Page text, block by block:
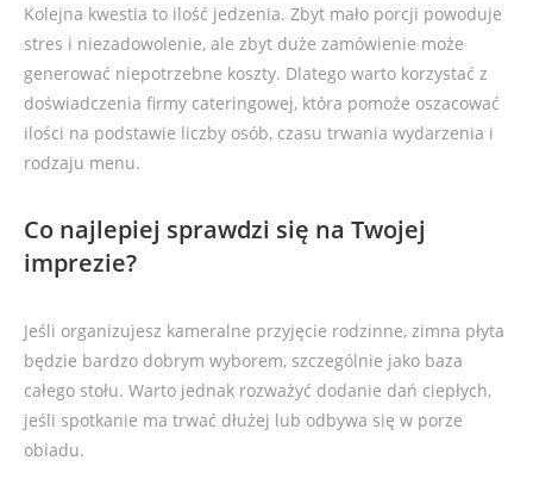
Kolejna kwestia to ilość jedzenia. Zbyt mało porcji powoduje
stres i niezadowolenie, ale zbyt duże zamówienie może
generować niepotrzebne koszty. Dlatego warto korzystać z
doświadczenia firmy cateringowej, która pomoże oszacować
ilości na podstawie liczby osób, czasu trwania wydarzenia i
rodzaju menu.
Co najlepiej sprawdzi się na Twojej
imprezie?
Jeśli organizujesz kameralne przyjęcie rodzinne, zimna płyta
będzie bardzo dobrym wyborem, szczególnie jako baza
całego stołu. Warto jednak rozważyć dodanie dań ciepłych,
jeśli spotkanie ma trwać dłużej lub odbywa się w porze
obiadu.